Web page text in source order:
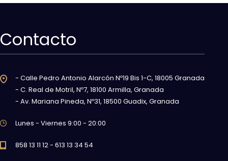
Contacto
- Calle Pedro Antonio Alarcón Nº19 Bis 1-C, 18005 Granada
- C. Real de Motril, Nº7, 18100 Armilla, Granada
- Av. Mariana Pineda, Nº31, 18500 Guadix, Granada
Lunes - Viernes 9:00 - 20:00
858 13 11 12 - 613 13 34 54